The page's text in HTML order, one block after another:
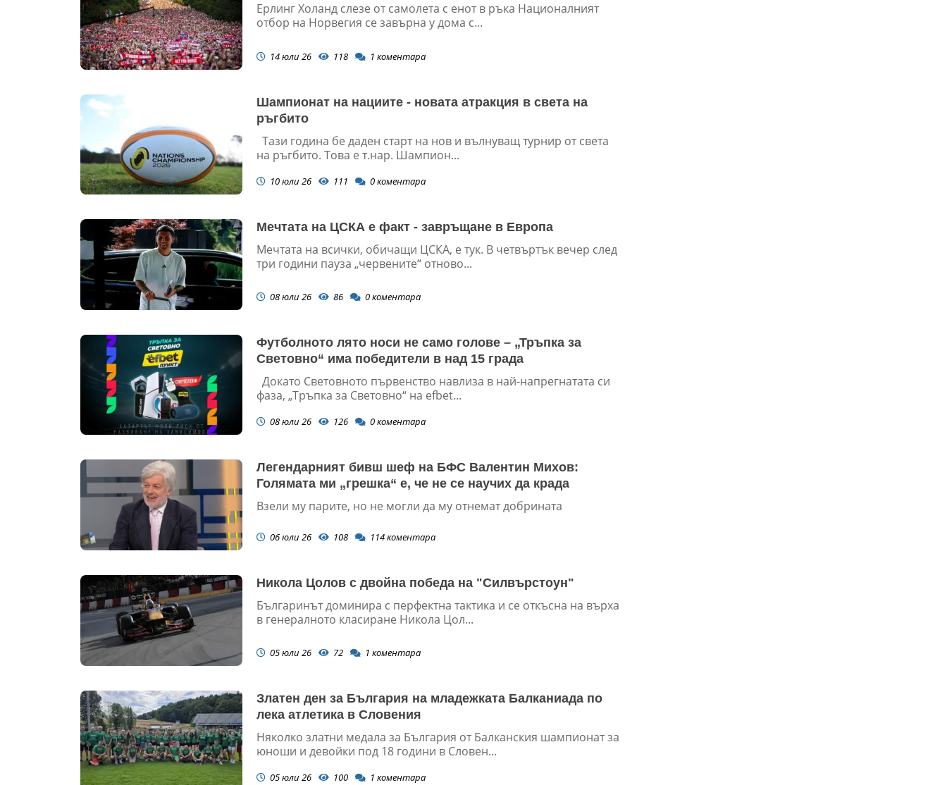
Ерлинг Холанд слезе от самолета с енот в ръка Националният
отбор на Норвегия се завърна у дома с...
14 юли 26 118 1 коментара
Шампионат на нациите - новата атракция в света на
ръгбито
Тази година бе даден старт на нов и вълнуващ турнир от света
на ръгбито. Това е т.нар. Шампион...
10 юли 26 111 0коментара
Мечтата на ЦСКА e факт - завръщане в Европа
Мечтата на всички, обичащи ЦСКА, е тук. В четвъртък вечер след
три години пауза „червените“ отново...
08 юли 26 86 0коментара
Футболното лято носи не само голове – „Тръпка за
Световно“ има победители в над 15 града
Докато Световното първенство навлиза в най-напрегнатата си
фаза, „Тръпка за Световно“ на efbet...
08 юли 26 126 0коментара
Легендарният бивш шеф на БФС Валентин Михов:
Голямата ми „грешка“ е, че не се научих да крада
Взели му парите, но не могли да му отнемат добрината
06 юли 26 108 114коментара
Никола Цолов с двойна победа на "Силвърстоун"
Българинът доминира с перфектна тактика и се откъсна на върха
в генералното класиране Никола Цол...
05 юли 26 72 1 коментара
Златен ден за България на младежката Балканиада по
лека атлетика в Словения
Няколко златни медала за България от Балканския шампионат за
юноши и девойки под 18 години в Словен...
05 юли 26 100 1 коментара